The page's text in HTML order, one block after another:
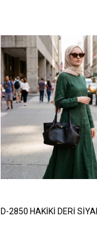
D-2850 HAKİKİ DERİ